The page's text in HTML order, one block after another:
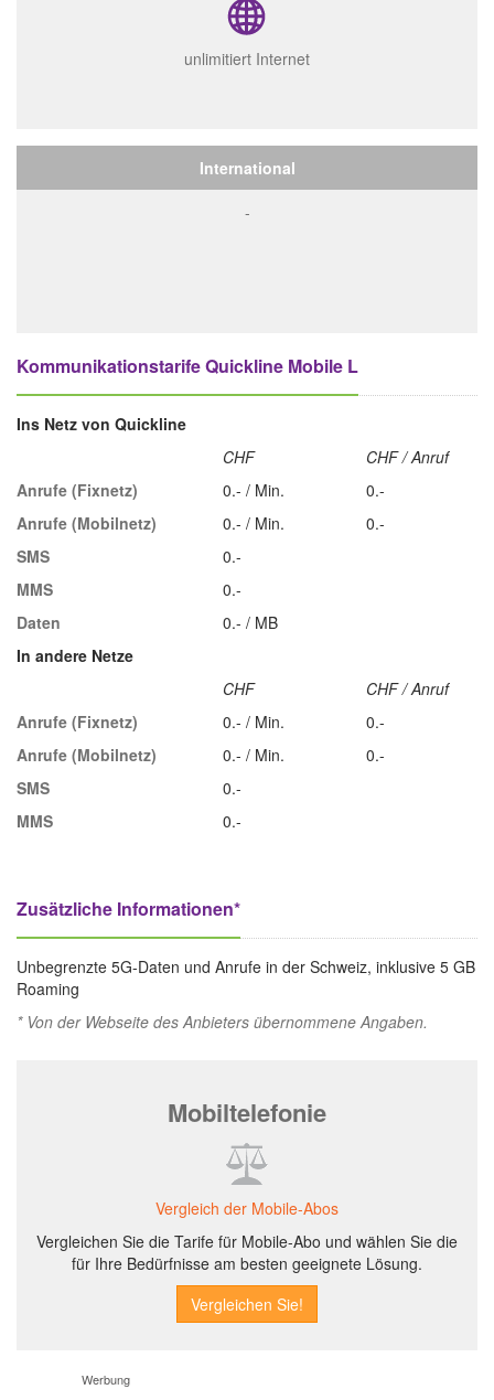
unlimitiert Internet
International
-
Kommunikationstarife Quickline Mobile L
Ins Netz von Quickline
CHF
CHF / Anruf
Anrufe (Fixnetz)
0.- / Min.
0.-
Anrufe (Mobilnetz)
0.- / Min.
0.-
SMS
0.-
MMS
0.-
Daten
0.- / MB
In andere Netze
CHF
CHF / Anruf
Anrufe (Fixnetz)
0.- / Min.
0.-
Anrufe (Mobilnetz)
0.- / Min.
0.-
SMS
0.-
MMS
0.-
Zusätzliche Informationen*
Unbegrenzte 5G-Daten und Anrufe in der Schweiz, inklusive 5 GB
Roaming
* Von der Webseite des Anbieters übernommene Angaben.
Mobiltelefonie
Vergleich der Mobile-Abos
Vergleichen Sie die Tarife für Mobile-Abo und wählen Sie die
für Ihre Bedürfnisse am besten geeignete Lösung.
Werbung